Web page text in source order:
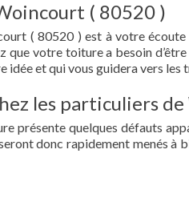
( 80520 )
( 80520 ) est à votre
que votre toiture a besoin
et qui vous guidera vers les
les particuliers
présente quelques défauts
donc rapidement menés